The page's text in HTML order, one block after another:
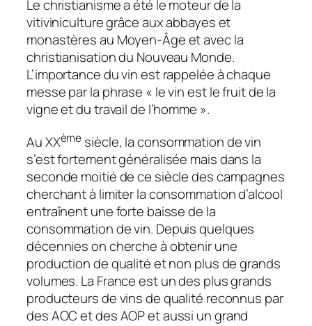
Le christianisme a été le moteur de la
vitiviniculture grâce aux abbayes et
monastères au Moyen-Âge et avec la
christianisation du Nouveau Monde.
L’importance du vin est rappelée à chaque
messe par la phrase « le vin est le fruit de la
vigne et du travail de l’homme ».
Au XXème siècle, la consommation de vin
s’est fortement généralisée mais dans la
seconde moitié de ce siècle des campagnes
cherchant à limiter la consommation d’alcool
entraînent une forte baisse de la
consommation de vin. Depuis quelques
décennies on cherche à obtenir une
production de qualité et non plus de grands
volumes. La France est un des plus grands
producteurs de vins de qualité reconnus par
des AOC et des AOP et aussi un grand